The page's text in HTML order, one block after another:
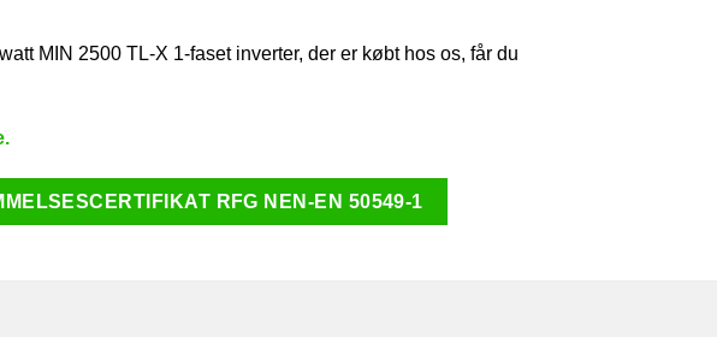
MIN 2500 TL-X 1-faset inverter, der er købt hos os, får du
RFG NEN-EN 50549-1